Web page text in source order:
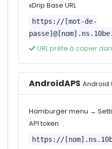
xDrip Base URL
https://[mot-de-
URL prête à copier
AndroidAPS Android
Hamburger menu →
API token
https://